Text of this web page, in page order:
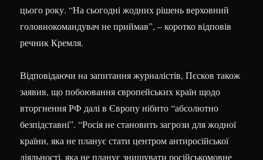
цього року. “На сьогодні жодних рішень верховний
головнокомандувач не приймав”, – коротко відповів
речник Кремля.
Відповідаючи на запитання журналістів, Пєсков також
заявив, що побоювання європейських країн щодо
вторгнення РФ далі в Європу нібито “абсолютно
безпідставні”. “Росія не становить загрози для жодної
країни, яка не планує стати центром антиросійської
діяльності, яка не планує знищувати російськомовне